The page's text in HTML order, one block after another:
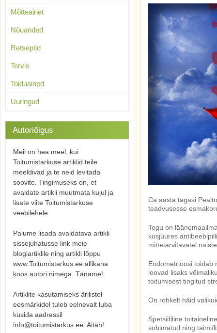
Ca aasta tagasi
teadvusesse
Tegu on
kusjuures
mittetarvitavatel
Endometrioosi toidab
loovad lisaks
toitumisest tingitud
On rohkelt häid
Spetsiifiline
sobimatud ning taimi/
Mõtteainet
Nõuanded
Retseptid
Tervis
Toiduained
Uuringud
Autoriõigus
Meil on hea meel, kui
Toitumistarkuse artiklid teile
meeldivad ja te neid levitada
soovite. Tingimuseks on, et
avaldate artikli muutmata kujul ja
lisate viite Toitumistarkuse
veebilehele.
Palume lisada avaldatava artikli
sissejuhatusse link meie
blogiartiklile ning artikli lõppu
www.Toitumistarkus.ee allikana
koos autori nimega. Täname!
Artiklite kasutamiseks ärilistel
eesmärkidel tuleb eelnevalt luba
küsida aadressil
info@toitumistarkus.ee. Aitäh!